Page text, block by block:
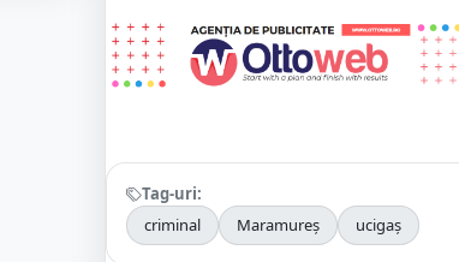
Tag-uri:
criminal
Maramureș ucigaș